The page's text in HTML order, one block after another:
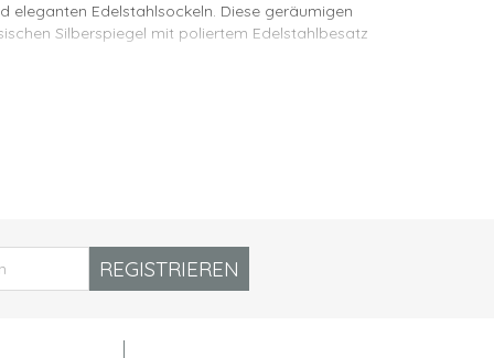
eleganten Edelstahlsockeln. Diese geräumigen
Silberspiegel mit poliertem Edelstahlbesatz
REGISTRIEREN